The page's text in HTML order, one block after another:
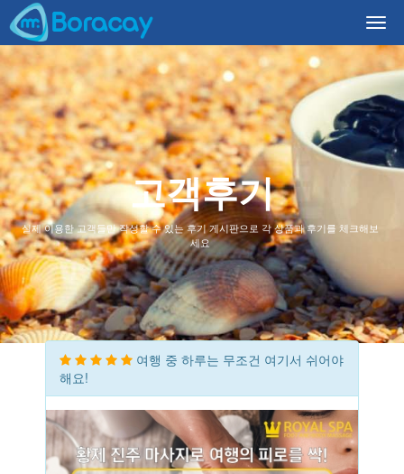
고객후기
실제 이용한 고객들만 작성할 수 있는 후기 게시판으로 각 상품과 후기를 체크해보
세요
여행 중 하루는 무조건 여기서 쉬어야
해요!